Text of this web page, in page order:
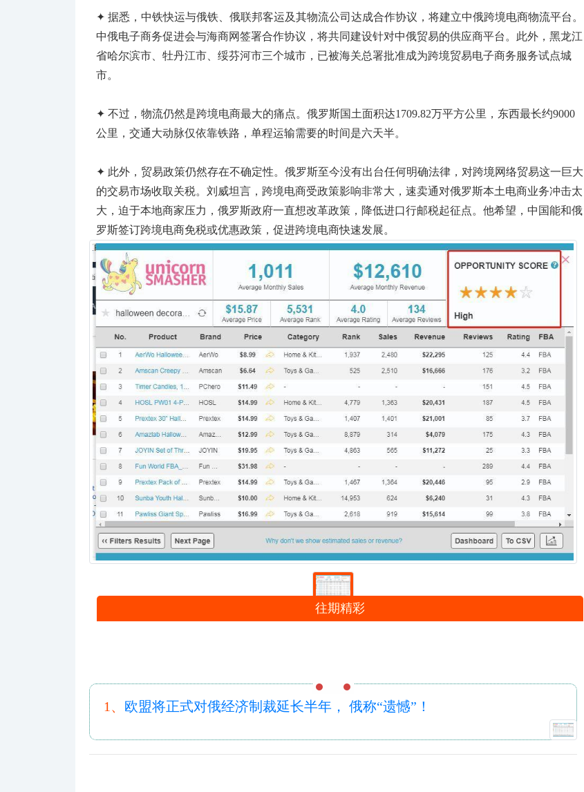
✦ 据悉，中铁快运与俄铁、俄联邦客运及其物流公司达成合作协议，将建立中俄跨境电商物流平台。
中俄电子商务促进会与海商网签署合作协议，将共同建设针对中俄贸易的供应商平台。此外，黑龙江
省哈尔滨市、牡丹江市、绥芬河市三个城市，已被海关总署批准成为跨境贸易电子商务服务试点城
市。
✦ 不过 ，物流仍然是跨境电商最大的痛点。俄罗斯国土面积达1709.82万平方公里，东西最长约9000
公里，交通大动脉仅依靠铁路，单程运输需要的时间是六天半。
✦ 此外，贸易政策仍然存在不确定性。俄罗斯至今没有出台任何明确法律，对跨境网络贸易这一巨大
的交易市场收取关税。刘威坦言，跨境电商受政策影响非常大，速卖通对俄罗斯本土电商业务冲击太
大，迫于本地商家压力，俄罗斯政府一直想改革政策，降低进口行邮税起征点。他希望，中国能和俄
罗斯签订跨境电商免税或优惠政策，促进跨境电商快速发展。
往期精彩
1、 欧盟将正式对俄经济制裁延长半年， 俄称“遗憾”！